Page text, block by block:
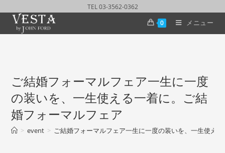
TEL 03-3562-0362
0
メニュー
ご結婚フォーマルフェア一生に一度
の装いを、一生使える一着に。ご結
婚フォーマルフェア
> event > ご結婚フォーマルフェア一生に一度の装いを、一生使え